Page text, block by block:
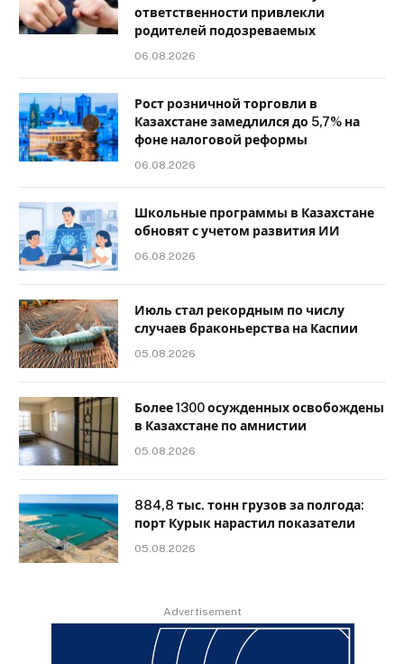
ответственности привлекли
родителей подозреваемых
06.08.2026
Рост розничной торговли в
Казахстане замедлился до 5,7% на
фоне налоговой реформы
06.08.2026
Школьные программы в Казахстане
обновят с учетом развития ИИ
06.08.2026
Июль стал рекордным по числу
случаев браконьерства на Каспии
05.08.2026
Более 1300 осужденных освобождены
в Казахстане по амнистии
05.08.2026
884,8 тыс. тонн грузов за полгода:
порт Курык нарастил показатели
05.08.2026
Advertisement